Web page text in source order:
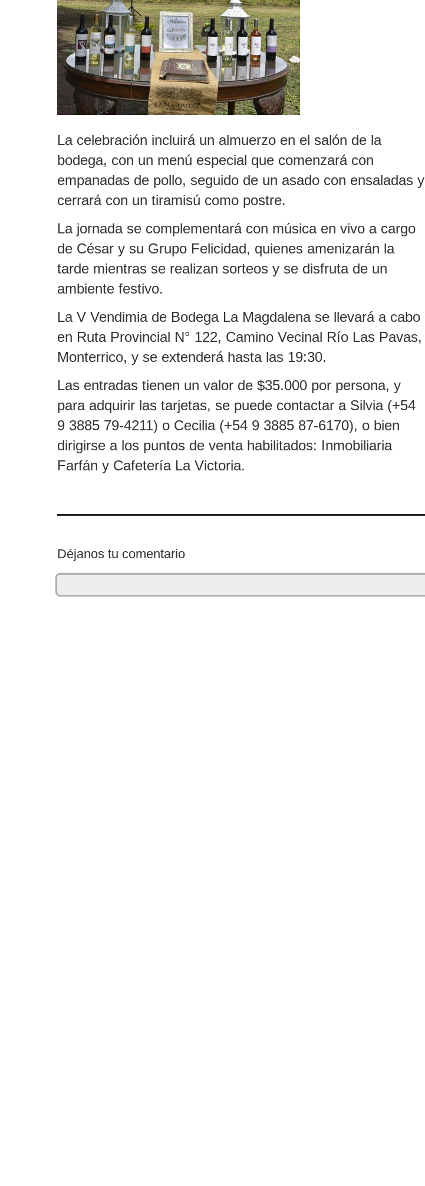
La celebración incluirá un almuerzo en el salón de la
bodega, con un menú especial que comenzará con
empanadas de pollo, seguido de un asado con ensaladas y
cerrará con un tiramisú como postre.
La jornada se complementará con música en vivo a cargo
de César y su Grupo Felicidad, quienes amenizarán la
tarde mientras se realizan sorteos y se disfruta de un
ambiente festivo.
La V Vendimia de Bodega La Magdalena se llevará a cabo
en Ruta Provincial N° 122, Camino Vecinal Río Las Pavas,
Monterrico, y se extenderá hasta las 19:30.
Las entradas tienen un valor de $35.000 por persona, y
para adquirir las tarjetas, se puede contactar a Silvia (+54
9 3885 79-4211) o Cecilia (+54 9 3885 87-6170), o bien
dirigirse a los puntos de venta habilitados: Inmobiliaria
Farfán y Cafetería La Victoria.
Déjanos tu comentario